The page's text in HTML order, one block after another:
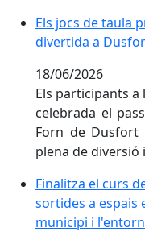
Els jocs de taula
Els jocs de taula
divertida a
18/06/2026
Els participants a
celebrada el
Forn de
plena de
Finalitza el curs
Finalitza el curs
sortides a espais
municipi i l'entorn